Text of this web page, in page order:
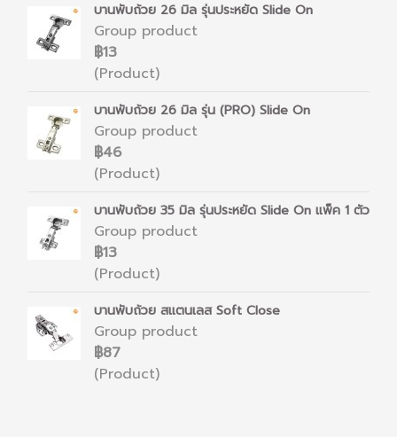
บานพับถ้วย 26 มิล รุ่นประหยัด Slide On
Group product
฿13
(Product)
บานพับถ้วย 26 มิล รุ่น (PRO) Slide On
Group product
฿46
(Product)
บานพับถ้วย 35 มิล รุ่นประหยัด Slide On แพ็ค 1 ตัว
Group product
฿13
(Product)
บานพับถ้วย สแตนเลส Soft Close
Group product
฿87
(Product)